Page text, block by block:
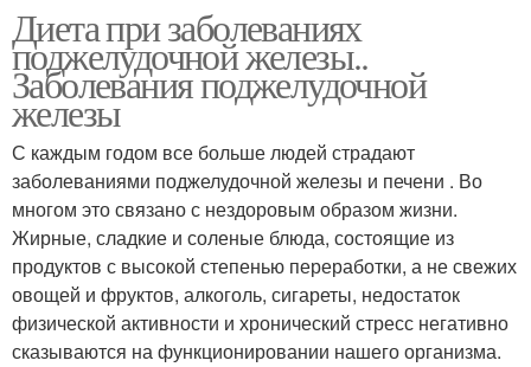
Диета при заболеваниях
поджелудочной железы..
Заболевания поджелудочной
железы
С каждым годом все больше людей страдают
заболеваниями поджелудочной железы и печени . Во
многом это связано с нездоровым образом жизни.
Жирные, сладкие и соленые блюда, состоящие из
продуктов с высокой степенью переработки, а не свежих
овощей и фруктов, алкоголь, сигареты, недостаток
физической активности и хронический стресс негативно
сказываются на функционировании нашего организма.